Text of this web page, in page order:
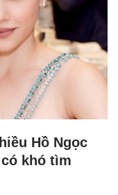
Hồ Ngọc
khó tìm